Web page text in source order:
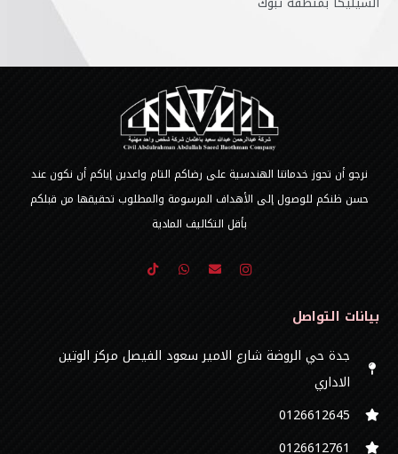
نرجو أن تحوز خدماتنا الهندسية على رضاكم التام واعدين إياكم أن نكون عند
حسن ظنكم للوصول إلى الأهداف المرسومة والمطلوب تحقيقها من قبلكم
بأقل التكاليف المادية
بيانات التواصل
جدة حي الروضة شارع الامير سعود الفيصل مركز الوتين
الاداري
0126612645‬
‭0126612761